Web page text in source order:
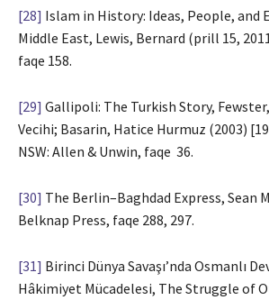
[28] Islam in History: Ideas, People, and
Middle East, Lewis, Bernard (prill 15,
faqe 158.
[29] Gallipoli: The Turkish Story,
Vecihi; Basarin, Hatice Hurmuz (2003)
NSW: Allen & Unwin, faqe 36.
[30] The Berlin–Baghdad Express, Sean
Belknap Press, faqe 288, 297.
[31] Birinci Dünya Savaşı’nda Osmanlı
Hâkimiyet Mücadelesi, The Struggle of